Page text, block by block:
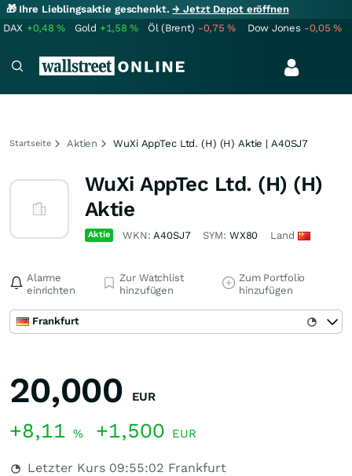
🎁 Ihre Lieblingsaktie geschenkt.→ Jetzt Depot eröffnen
DAX +0,48% Gold +1,58% Öl (Brent) -0,75% Dow Jones -0,05%
Startseite Aktien WuXi AppTec Ltd. (H) (H) Aktie | A40SJ7
WuXi AppTec Ltd. (H) (H)
Aktie
Aktie WKN:A40SJ7 SYM: WX80 Land
Alarme
einrichten
Zur Watchlist
hinzufügen
Zum Portfolio
hinzufügen
Frankfurt
20,000 EUR
+8,11 % +1,500 EUR
Letzter Kurs 09:55:02 Frankfurt